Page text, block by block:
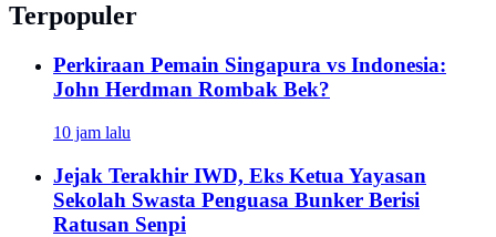
Terpopuler
Perkiraan Pemain Singapura vs Indonesia:
John Herdman Rombak Bek?
10 jam lalu
Jejak Terakhir IWD, Eks Ketua Yayasan
Sekolah Swasta Penguasa Bunker Berisi
Ratusan Senpi